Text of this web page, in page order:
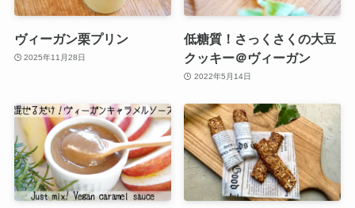
ヴィーガン栗プリン
2025年11月28日
低糖質！さっくさくの大豆
クッキー＠ヴィーガン
2022年5月14日